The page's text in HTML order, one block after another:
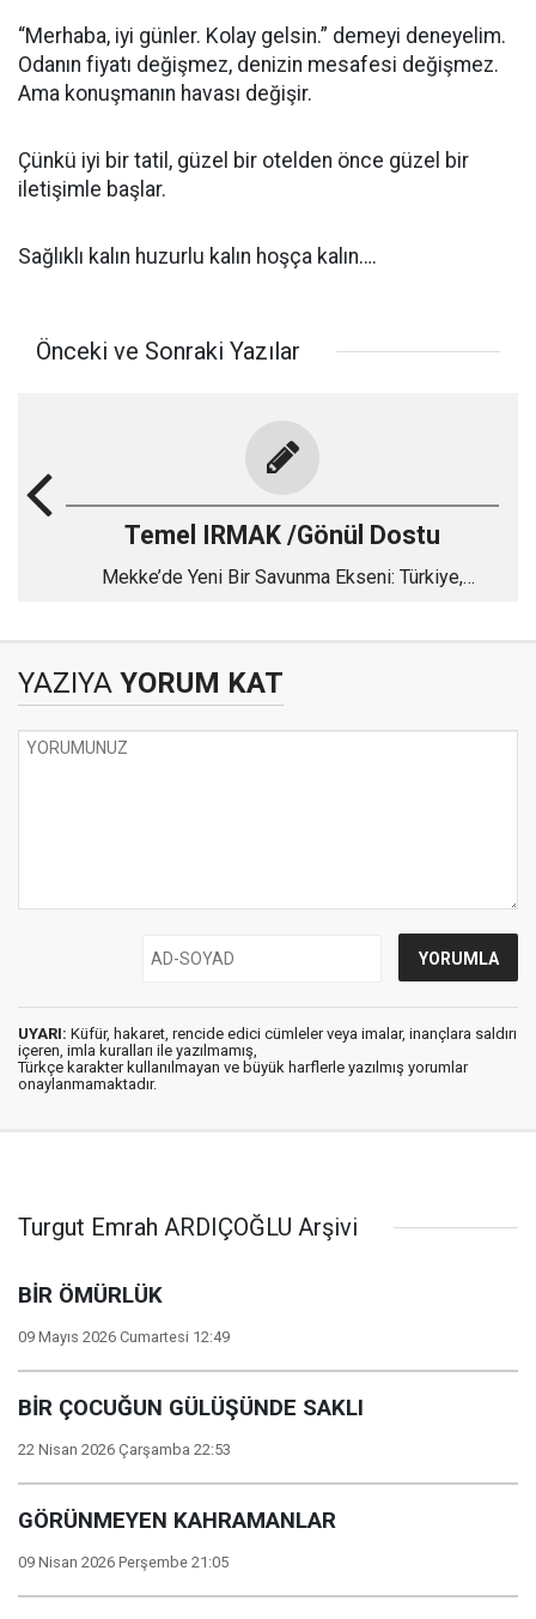
“Merhaba, iyi günler. Kolay gelsin.” demeyi deneyelim.
Odanın fiyatı değişmez, denizin mesafesi değişmez.
Ama konuşmanın havası değişir.
Çünkü iyi bir tatil, güzel bir otelden önce güzel bir
iletişimle başlar.
Sağlıklı kalın huzurlu kalın hoşça kalın….
Önceki ve Sonraki Yazılar
Temel IRMAK /Gönül Dostu
Mekke’de Yeni Bir Savunma Ekseni: Türkiye,
YAZIYA YORUM KAT
UYARI: Küfür, hakaret, rencide edici cümleler veya imalar, inançlara saldırı
içeren, imla kuralları ile yazılmamış,
Türkçe karakter kullanılmayan ve büyük harflerle yazılmış yorumlar
onaylanmamaktadır.
Turgut Emrah ARDIÇOĞLU Arşivi
BİR ÖMÜRLÜK
09 Mayıs 2026 Cumartesi 12:49
BİR ÇOCUĞUN GÜLÜŞÜNDE SAKLI
22 Nisan 2026 Çarşamba 22:53
GÖRÜNMEYEN KAHRAMANLAR
09 Nisan 2026 Perşembe 21:05